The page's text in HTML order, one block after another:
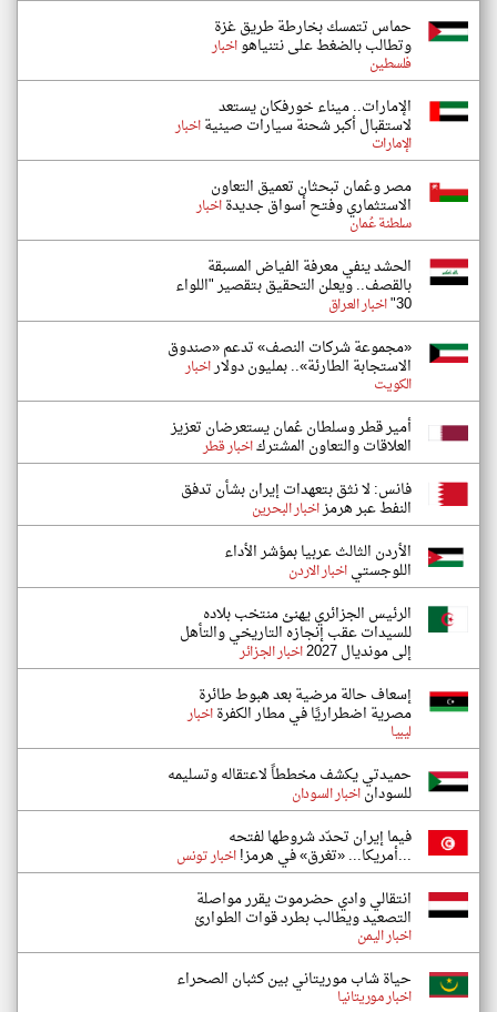
حماس تتمسك بخارطة طريق غزة
وتطالب بالضغط على نتنياهواخبار
فلسطين
الإمارات.. ميناء خورفكان يستعد
لاستقبال أكبر شحنة سيارات صينيةاخبار
الإمارات
مصر وعُمان تبحثان تعميق التعاون
الاستثماري وفتح أسواق جديدةاخبار
سلطنة عُمان
الحشد ينفي معرفة الفياض المسبقة
بالقصف.. ويعلن التحقيق بتقصير "اللواء
30" اخبار العراق
«مجموعة شركات النصف» تدعم «صندوق
الاستجابة الطارئة».. بمليون دولاراخبار
الكويت
أمير قطر وسلطان عُمان يستعرضان تعزيز
العلاقات والتعاون المشتركاخبار قطر
فانس: لا نثق بتعهدات إيران بشأن تدفق
النفط عبر هرمزاخبار البحرين
الأردن الثالث عربيا بمؤشر الأداء
اللوجستياخبار الاردن
الرئيس الجزائري يهنئ منتخب بلاده
للسيدات عقب إنجازه التاريخي والتأهل
إلى مونديال 2027 اخبار الجزائر
إسعاف حالة مرضية بعد هبوط طائرة
مصرية اضطراريًا في مطار الكفرةاخبار
ليبيا
حميدتي يكشف مخططاً لاعتقاله وتسليمه
للسوداناخبار السودان
فيما إيران تحدّد شروطها لفتحه
...أمريكا... «تغرق» في هرمز!اخبار تونس
انتقالي وادي حضرموت يقرر مواصلة
التصعيد ويطالب بطرد قوات الطوارئ
اخبار اليمن
حياة شاب موريتاني بين كثبان الصحراء
اخبار موريتانيا